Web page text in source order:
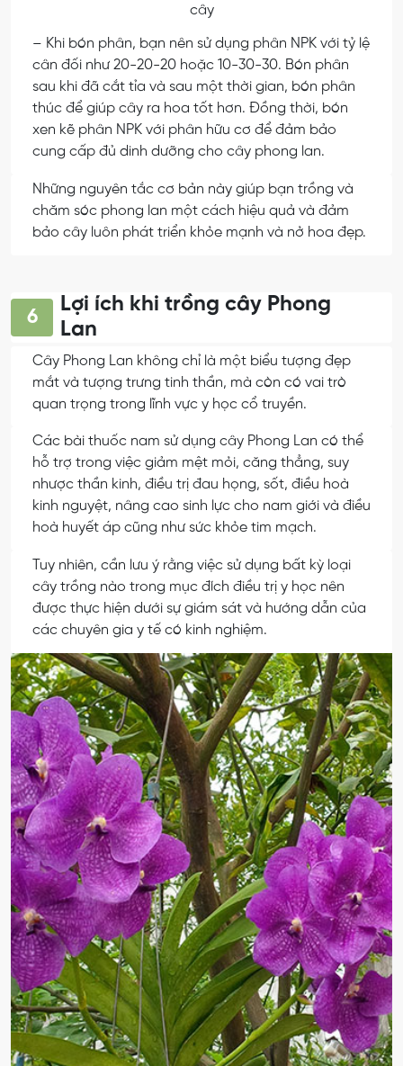
cây
– Khi bón phân, bạn nên sử dụng phân NPK với tỷ lệ
cân đối như 20-20-20 hoặc 10-30-30. Bón phân
sau khi đã cắt tỉa và sau một thời gian, bón phân
thúc để giúp cây ra hoa tốt hơn. Đồng thời, bón
xen kẽ phân NPK với phân hữu cơ để đảm bảo
cung cấp đủ dinh dưỡng cho cây phong lan.
Những nguyên tắc cơ bản này giúp bạn trồng và
chăm sóc phong lan một cách hiệu quả và đảm
bảo cây luôn phát triển khỏe mạnh và nở hoa đẹp.
6
Lợi ích khi trồng cây Phong
Lan
Cây Phong Lan không chỉ là một biểu tượng đẹp
mắt và tượng trưng tinh thần, mà còn có vai trò
quan trọng trong lĩnh vực y học cổ truyền.
Các bài thuốc nam sử dụng cây Phong Lan có thể
hỗ trợ trong việc giảm mệt mỏi, căng thẳng, suy
nhược thần kinh, điều trị đau họng, sốt, điều hoà
kinh nguyệt, nâng cao sinh lực cho nam giới và điều
hoà huyết áp cũng như sức khỏe tim mạch.
Tuy nhiên, cần lưu ý rằng việc sử dụng bất kỳ loại
cây trồng nào trong mục đích điều trị y học nên
được thực hiện dưới sự giám sát và hướng dẫn của
các chuyên gia y tế có kinh nghiệm.